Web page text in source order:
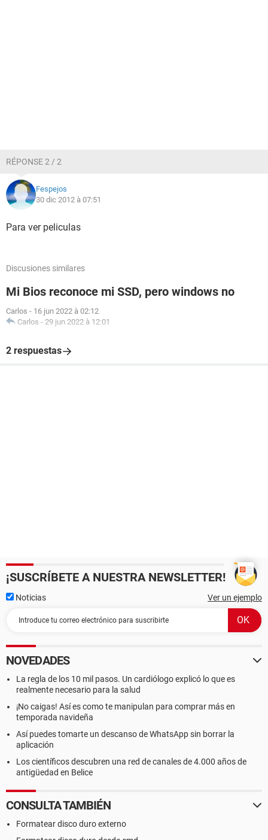
RÉPONSE 2 / 2
Fespejos
30 dic 2012 à 07:51
Para ver peliculas
Discusiones similares
Mi Bios reconoce mi SSD, pero windows no
Carlos - 16 jun 2022 à 02:12
Carlos - 29 jun 2022 à 12:01
2 respuestas
¡SUSCRÍBETE A NUESTRA NEWSLETTER!
Noticias Ver un ejemplo
NOVEDADES
La regla de los 10 mil pasos. Un cardiólogo explicó lo que es
realmente necesario para la salud
¡No caigas! Así es como te manipulan para comprar más en
temporada navideña
Así puedes tomarte un descanso de WhatsApp sin borrar la
aplicación
Los científicos descubren una red de canales de 4.000 años de
antigüedad en Belice
CONSULTA TAMBIÉN
Formatear disco duro externo